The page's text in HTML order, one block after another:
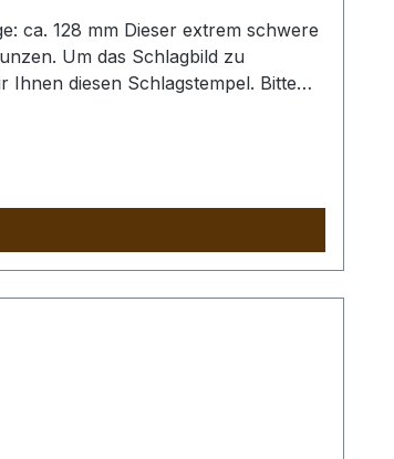
ca. 128 mm Dieser extrem schwere
Um das Schlagbild zu
diesen Schlagstempel. Bitte